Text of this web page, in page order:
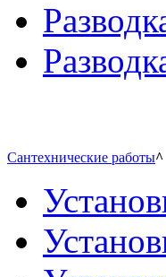
Сантехнические работы^